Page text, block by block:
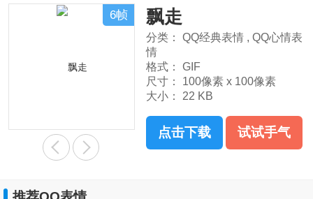
6帧 飘走
分类： QQ经典表情 , QQ心情表
情
格式：
GIF
尺寸：
100像素 x 100像素
大小：
22 KB
点击下载 试试手气